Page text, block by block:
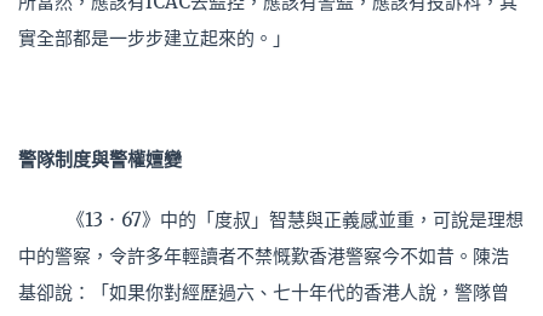
實全部都是一步步建立起來的。」
警隊制度與警權嬗變
《13．67》中的「度叔」智慧與正義感並重，可說是理想
中的警察，令許多年輕讀者不禁慨歎香港警察今不如昔。陳浩
基卻說：「如果你對經歷過六、七十年代的香港人說，警隊曾